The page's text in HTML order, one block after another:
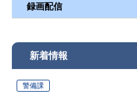
録画配信
新着情報
警備課